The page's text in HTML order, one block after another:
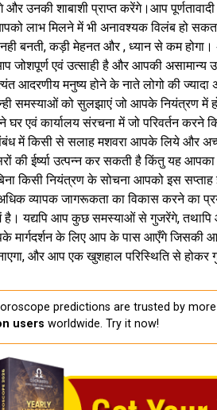
और उनकी शाबाशी प्राप्त करेंगे।आप
लाभ मिलने में भी अनावश्यक विलंब हो
बनती, कड़ी मेहनत और , ध्यान से कम
जोशपूर्ण एवं उत्साही है और आपकी
आदरणीय मनुष्य होने के नाते लोगो की
समस्याओं को सुलझाएं जो आपके नियंत्रण में
एवं कार्यालय संरचना में जो परिवर्तन करने
में किसी से सलाह मशवरा आपके लिये और
की ईर्ष्या उत्पन्न कर सकती है किंतु यह
किसी नियंत्रण के सोचना आपको इस सप्ताह
व्यापक जागरूकता का विकास करने का
है। यद्यपि आप कुछ समस्याओं से गुजरेंगे,
मार्गदर्शन के लिए आप के पास आएँगे जिसकी
और आप एक खुशहाल परिस्थिति से होकर
predictions are trusted by
users worldwide. Try it now!